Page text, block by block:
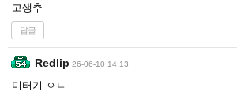
고생추
답글
Redlip 26-06-10 14:13
미터기 ㅇㄷ